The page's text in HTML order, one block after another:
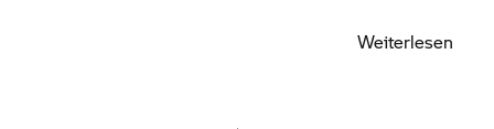
Weiterlesen